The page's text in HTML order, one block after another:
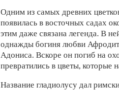
Одним из самых древних
появилась в восточных садах
этим даже связана легенда. В
однажды богиня любви
Адониса. Вскоре он погиб на
превратились в цветы, которые
Название гладиолусу дал